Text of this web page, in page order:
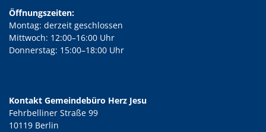
Öffnungszeiten:
Montag: derzeit geschlossen
Mittwoch: 12:00–16:00 Uhr
Donnerstag: 15:00–18:00 Uhr
Kontakt Gemeindebüro Herz Jesu
Fehrbelliner Straße 99
10119 Berlin